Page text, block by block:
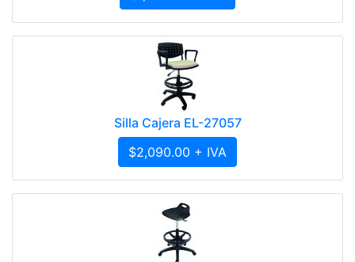
Silla Cajera EL-27057
$2,090.00 + IVA